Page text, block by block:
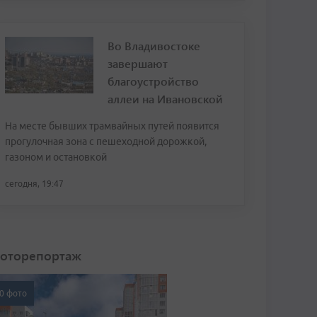
Во Владивостоке
завершают
благоустройство
аллеи на Ивановской
На месте бывших трамвайных путей появится
прогулочная зона с пешеходной дорожкой,
газоном и остановкой
сегодня, 19:47
фото